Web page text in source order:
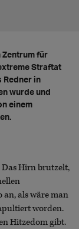
für
Straftat
Redner in
wurde und
einem
Das Hirn brutzelt,
als wäre man
worden.
Hitzedom gibt.